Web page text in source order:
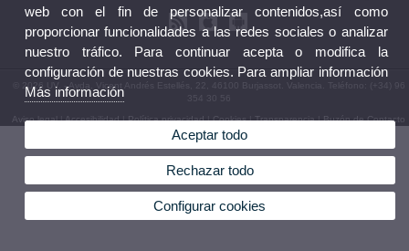
© 2026 UV. - Avda. Vicent Andrés Estellés, 22, 46100 Burjassot. Valencia. Teléfono: (+34) 96
354 30 56
Aviso legal|Accesibilidad|Política privacidad|Cookies|Transparencia|Buzón de Contacto
web con el fin de personalizar contenidos,así como
proporcionar funcionalidades a las redes sociales o analizar
nuestro tráfico. Para continuar acepta o modifica la
configuración de nuestras cookies. Para ampliar información
Más información
Aceptar todo
Rechazar todo
Configurar cookies